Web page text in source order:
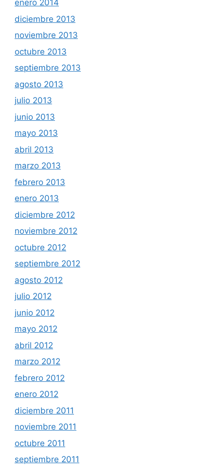
enero 2014
diciembre 2013
noviembre 2013
octubre 2013
septiembre 2013
agosto 2013
julio 2013
junio 2013
mayo 2013
abril 2013
marzo 2013
febrero 2013
enero 2013
diciembre 2012
noviembre 2012
octubre 2012
septiembre 2012
agosto 2012
julio 2012
junio 2012
mayo 2012
abril 2012
marzo 2012
febrero 2012
enero 2012
diciembre 2011
noviembre 2011
octubre 2011
septiembre 2011